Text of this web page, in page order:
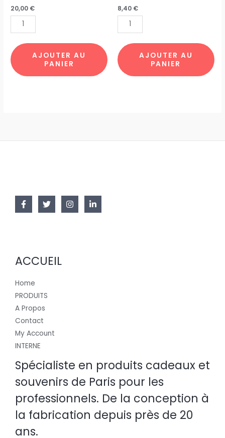
20,00 €
WATER
LILIES
TOTE1
par
10pcs
AJOUTER AU
PANIER
8,40 €
TABLE
BONJOUR
PARIS
par
12pcs
AJOUTER AU
PANIER
ACCUEIL
Home
PRODUITS
A Propos
Contact
My Account
INTERNE
Spécialiste en produits cadeaux et
souvenirs de Paris pour les
professionnels. De la conception à
la fabrication depuis près de 20
ans.